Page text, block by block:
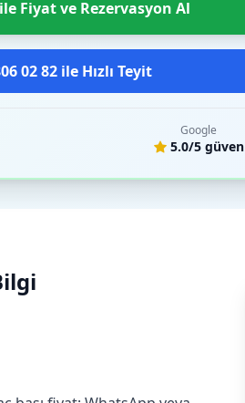
Fiyat ve Rezervasyon Al
02 82 ile Hızlı Teyit
Google
5.0/5 güven